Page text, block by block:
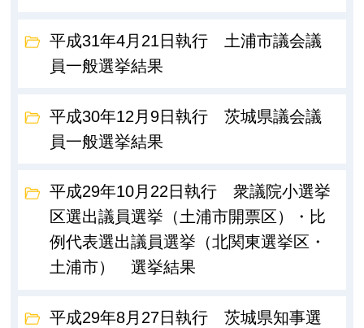
平成31年4月21日執行 土浦市議会議
員一般選挙結果
平成30年12月9日執行 茨城県議会議
員一般選挙結果
平成29年10月22日執行 衆議院小選挙
区選出議員選挙（土浦市開票区）・比
例代表選出議員選挙（北関東選挙区・
土浦市） 選挙結果
平成29年8月27日執行 茨城県知事選